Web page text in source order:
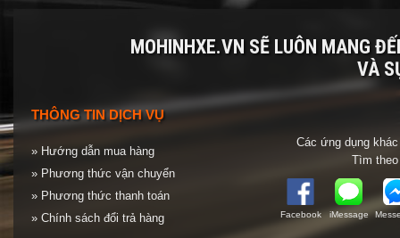
MOHINHXE.VN SẼ LUÔN MANG
VÀ
THÔNG TIN DỊCH VỤ
» Hướng dẫn mua hàng
» Phương thức vận chuyển
» Phương thức thanh toán
» Chính sách đổi trả hàng
Các ứng dụng
Tìm
Facebook iMessage